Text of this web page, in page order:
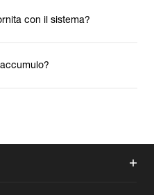
con il sistema?